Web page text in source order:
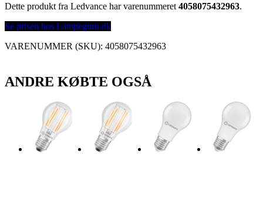
Dette produkt fra Ledvance har varenummeret 4058075432963.
Se prisen hos Lampeguru.dk
VARENUMMER (SKU): 4058075432963
ANDRE KØBTE OGSÅ